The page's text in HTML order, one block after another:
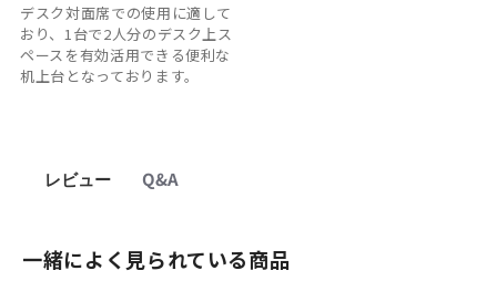
デスク対面席での使用に適して
おり、1台で2人分のデスク上ス
ペースを有効活用できる便利な
机上台となっております。
レビュー Q&A
一緒によく見られている商品